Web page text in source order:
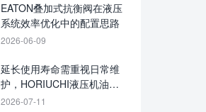
EATON叠加式抗衡阀在液压
系统效率优化中的配置思路
2026-06-09
延长使用寿命需重视日常维
护，HORIUCHI液压机油缸
保养要点
2026-07-11